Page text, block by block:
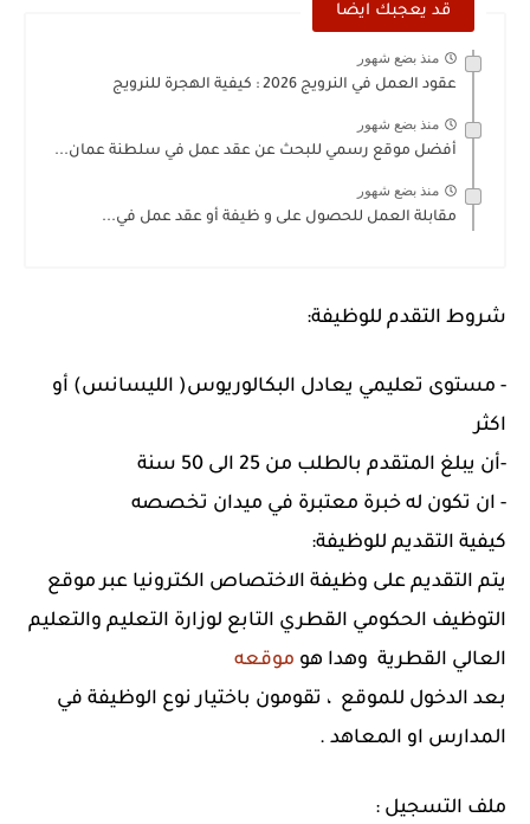
قد يعجبك ايضا
منذ بضع شهور
عقود العمل في النرويج 2026 : كيفية الهجرة للنرويج
منذ بضع شهور
أفضل موقع رسمي للبحث عن عقد عمل في سلطنة عمان...
منذ بضع شهور
مقابلة العمل للحصول على و ظيفة أو عقد عمل في...
شروط التقدم للوظيفة:
- مستوى تعليمي يعادل البكالوريوس( الليسانس) أو
اكثر
-أن يبلغ المتقدم بالطلب من 25 الى 50 سنة
- ان تكون له خبرة معتبرة في ميدان تخصصه
كيفية التقديم للوظيفة:
يتم التقديم على وظيفة الاختصاص الكترونيا عبر موقع
التوظيف الحكومي القطري التابع لوزارة التعليم والتعليم
العالي القطرية وهدا هو موقعه
بعد الدخول للموقع ، تقومون باختيار نوع الوظيفة في
المدارس او المعاهد .
ملف التسجيل :